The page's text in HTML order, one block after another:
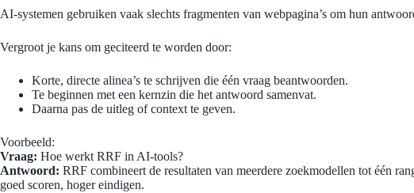
AI-systemen gebruiken vaak slechts fragmenten van webpagina’s om hun
Vergroot je kans om geciteerd te worden door:
Korte, directe alinea’s te schrijven die één vraag beantwoorden.
Te beginnen met een kernzin die het antwoord samenvat.
Daarna pas de uitleg of context te geven.
Voorbeeld:
Vraag: Hoe werkt RRF in AI-tools?
Antwoord: RRF combineert de resultaten van meerdere zoekmodellen tot één
goed scoren, hoger eindigen.